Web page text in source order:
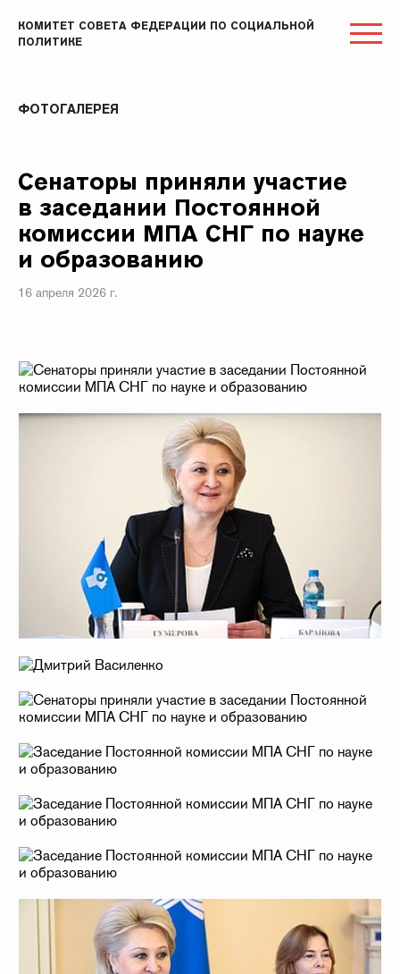
КОМИТЕТ СОВЕТА ФЕДЕРАЦИИ ПО СОЦИАЛЬНОЙ
ПОЛИТИКЕ
ФОТОГАЛЕРЕЯ
Сенаторы приняли участие
в заседании Постоянной
комиссии МПА СНГ по науке
и образованию
16 апреля 2026 г.